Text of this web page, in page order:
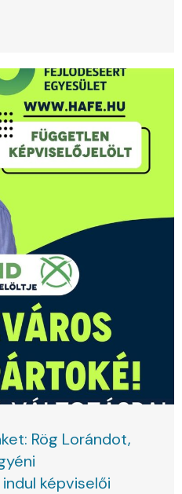
Rög Lorándot,
képviselői